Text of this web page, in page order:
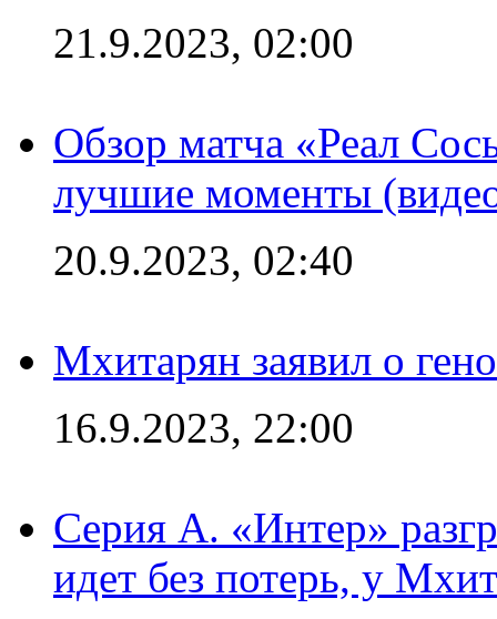
21.9.2023, 02:00
Обзор матча «Реал
лучшие моменты
20.9.2023, 02:40
Мхитарян заявил о
16.9.2023, 22:00
Серия А. «Интер»
идет без потерь, у